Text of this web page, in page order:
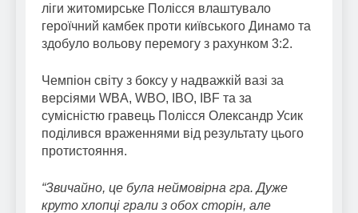
ліги житомирське Полісся влаштувало
героїчний камбек проти київського Динамо та
здобуло вольову перемогу з рахунком 3:2.
Чемпіон світу з боксу у надважкій вазі за
версіями WBA, WBO, IBO, IBF та за
сумісністю гравець Полісся Олександр Усик
поділився враженнями від результату цього
протистояння.
“Звичайно, це була неймовірна гра. Дуже
круто хлопці грали з обох сторін, але